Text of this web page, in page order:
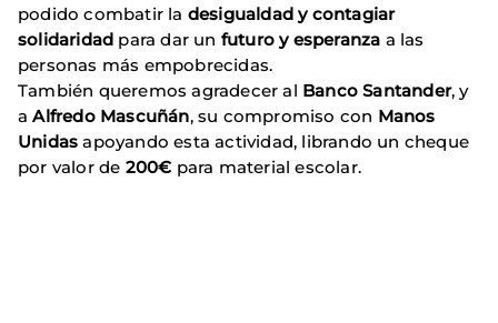
podido combatir la desigualdad y contagiar
solidaridad para dar un futuro y esperanza a las
personas más empobrecidas.
También queremos agradecer al Banco Santander, y
a Alfredo Mascuñán, su compromiso con Manos
Unidas apoyando esta actividad, librando un cheque
por valor de 200€ para material escolar.